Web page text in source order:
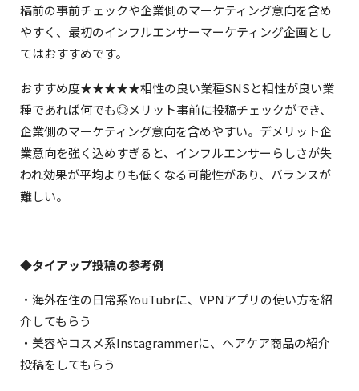
稿前の事前チェックや企業側のマーケティング意向を含め
やすく、最初のインフルエンサーマーケティング企画とし
てはおすすめです。
おすすめ度★★★★★相性の良い業種SNSと相性が良い業
種であれば何でも◎メリット事前に投稿チェックができ、
企業側のマーケティング意向を含めやすい。デメリット企
業意向を強く込めすぎると、インフルエンサーらしさが失
われ効果が平均よりも低くなる可能性があり、バランスが
難しい。
◆タイアップ投稿の参考例
・海外在住の日常系YouTubrに、VPNアプリの使い方を紹
介してもらう
・美容やコスメ系Instagrammerに、ヘアケア商品の紹介
投稿をしてもらう